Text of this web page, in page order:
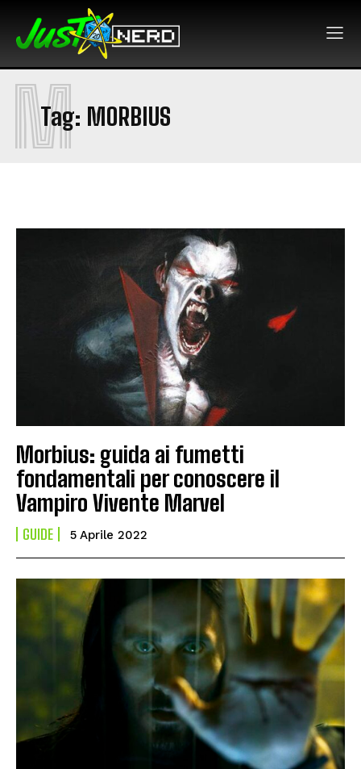
Tag: MORBIUS
M
Morbius: guida ai fumetti
fondamentali per conoscere il
Vampiro Vivente Marvel
GUIDE 5 Aprile 2022